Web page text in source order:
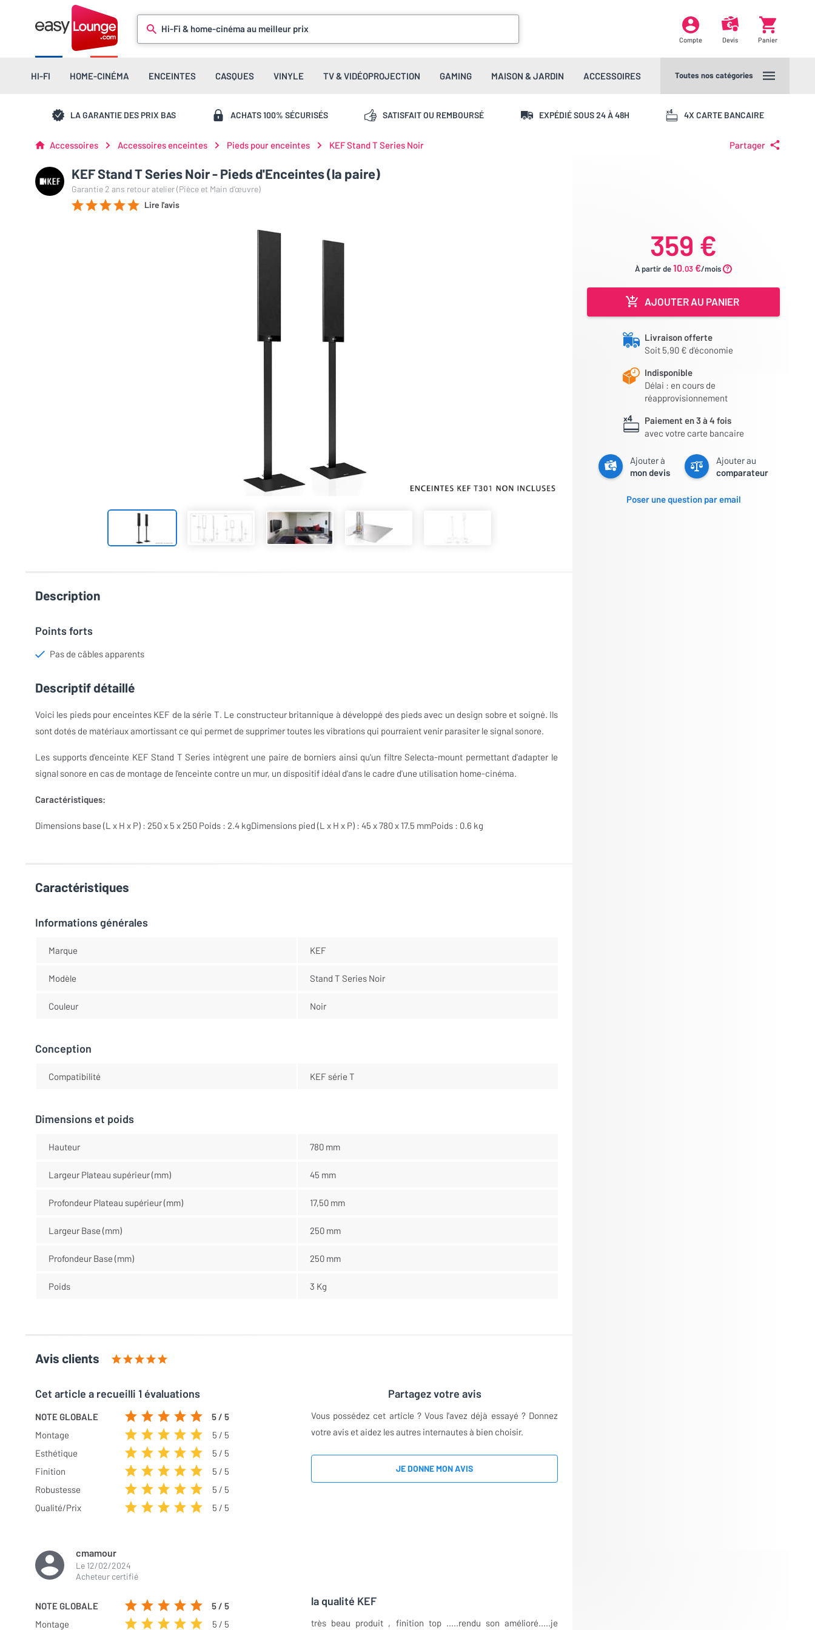
Hi-Fi & home-cinéma au meilleur prix
Compte Devis Panier
HI-FI HOME-CINÉMA ENCEINTES CASQUES VINYLE TV & VIDÉOPROJECTION GAMING MAISON & JARDIN ACCESSOIRES Toutes nos catégories
LA GARANTIE DES PRIX BAS ACHATS 100% SÉCURISÉS SATISFAIT OU REMBOURSÉ EXPÉDIÉ SOUS 24 À 48H 4X CARTE BANCAIRE
Accessoires Accessoires enceintes Pieds pour enceintes KEF Stand T Series Noir Partager
KEF Stand T Series Noir - Pieds d'Enceintes (la paire)
Garantie 2 ans retour atelier (Pièce et Main d’œuvre)
Lire l'avis
359 €
À partir de10.03 €/mois
AJOUTER AU PANIER
Livraison offerte
Soit 5,90 € d'économie
Indisponible
Délai : en cours de
réapprovisionnement
Paiement en 3 à 4 fois
avec votre carte bancaire
Ajouter à
mon devis
Ajouter au
comparateur
Poser une question par email
Description
Points forts
Pas de câbles apparents
Descriptif détaillé
Voici les pieds pour enceintes KEF de la série T. Le constructeur britannique à développé des pieds avec un design sobre et soigné. Ils
sont dotés de matériaux amortissant ce qui permet de supprimer toutes les vibrations qui pourraient venir parasiter le signal sonore.
Les supports d'enceinte KEF Stand T Series intègrent une paire de borniers ainsi qu'un filtre Selecta-mount permettant d'adapter le
signal sonore en cas de montage de l'enceinte contre un mur, un dispositif idéal d'ans le cadre d'une utilisation home-cinéma.
Caractéristiques:
Dimensions base (L x H x P) : 250 x 5 x 250 Poids : 2.4 kgDimensions pied (L x H x P) : 45 x 780 x 17.5 mmPoids : 0.6 kg
Caractéristiques
Informations générales
Marque KEF
Modèle Stand T Series Noir
Couleur Noir
Conception
Compatibilité KEF série T
Dimensions et poids
Hauteur 780 mm
Largeur Plateau supérieur (mm) 45 mm
Profondeur Plateau supérieur (mm) 17,50 mm
Largeur Base (mm) 250 mm
Profondeur Base (mm) 250 mm
Poids 3 Kg
Avis clients
Cet article a recueilli 1 évaluations
NOTE GLOBALE
5 / 5
Montage
5 / 5
Esthétique
5 / 5
Finition
5 / 5
Robustesse
5 / 5
Qualité/Prix
5 / 5
Partagez votre avis
Vous possédez cet article ? Vous l'avez déjà essayé ? Donnez
votre avis et aidez les autres internautes à bien choisir.
JE DONNE MON AVIS
cmamour
Le 12/02/2024
Acheteur certifié
NOTE GLOBALE 5/ 5
Montage
5 / 5
la qualité KEF
très beau produit , finition top .....rendu son amélioré.....je